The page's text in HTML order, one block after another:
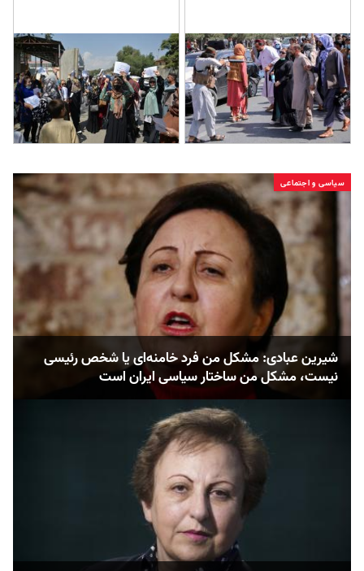
سیاسی و اجتماعی
شیرین عبادی: مشکل من فرد خامنه‌ای یا شخص رئیسی
نیست، مشکل من ساختار سیاسی ایران است